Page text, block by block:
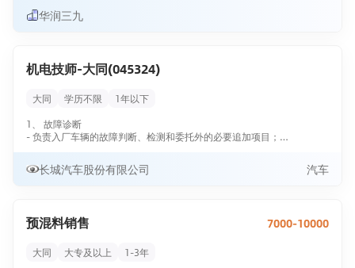
品和活动信息；
4、实时准确反馈市场信息，保持数据库信息同步更新；
华润三九
机电技师-大同(045324)
大同 学历不限
1年以下
1、 故障诊断
- 负责入厂车辆的故障判断、检测和委托外的必要追加项目；
2、车辆保养
- 根据要求完成车辆保养工作；
3、车辆维修
- 按照指导书要求完成拆装及维修工作 ；
长城汽车股份有限公司 汽车
预混料销售 7000-10000
大同 大专及以上
1-3年